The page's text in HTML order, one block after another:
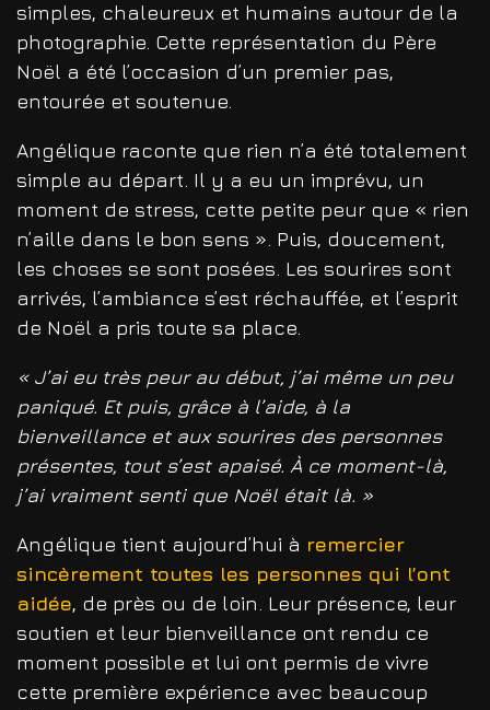
simples, chaleureux et humains autour de la
photographie. Cette représentation du Père
Noël a été l’occasion d’un premier pas,
entourée et soutenue.
Angélique raconte que rien n’a été totalement
simple au départ. Il y a eu un imprévu, un
moment de stress, cette petite peur que « rien
n’aille dans le bon sens ». Puis, doucement,
les choses se sont posées. Les sourires sont
arrivés, l’ambiance s’est réchauffée, et l’esprit
de Noël a pris toute sa place.
« J’ai eu très peur au début, j’ai même un peu
paniqué. Et puis, grâce à l’aide, à la
bienveillance et aux sourires des personnes
présentes, tout s’est apaisé. À ce moment-là,
j’ai vraiment senti que Noël était là. »
Angélique tient aujourd’hui à remercier
sincèrement toutes les personnes qui l’ont
aidée, de près ou de loin. Leur présence, leur
soutien et leur bienveillance ont rendu ce
moment possible et lui ont permis de vivre
cette première expérience avec beaucoup